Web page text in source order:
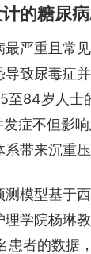
的糖尿
严重且常
致尿毒症
至84岁人士
症不但影响
带来沉重压
模型基于
学院杨琳
患者的数据